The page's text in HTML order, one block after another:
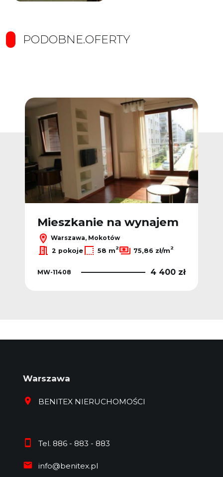
PODOBNE.OFERTY
Dodaj do ulubionych
Mieszkanie na wynajem
Warszawa, Mokotów
2 pokoje
58 m2 75,86 zł/m2
MW-11408 4 400 zł
Warszawa
BENITEX NIERUCHOMOŚCI
Tel. 886 - 883 - 883
info@benitex.pl